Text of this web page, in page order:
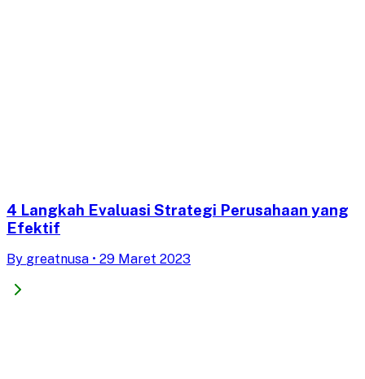
4 Langkah Evaluasi Strategi Perusahaan yang
Efektif
By greatnusa • 29 Maret 2023